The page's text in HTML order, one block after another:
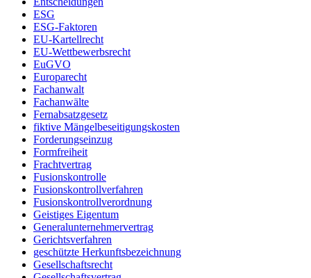
ESG
ESG-Faktoren
EU-Kartellrecht
EU-Wettbewerbsrecht
EuGVO
Europarecht
Fachanwalt
Fachanwälte
Fernabsatzgesetz
fiktive Mängelbeseitigungskosten
Forderungseinzug
Formfreiheit
Frachtvertrag
Fusionskontrolle
Fusionskontrollverfahren
Fusionskontrollverordnung
Geistiges Eigentum
Generalunternehmervertrag
Gerichtsverfahren
geschützte Herkunftsbezeichnung
Gesellschaftsrecht